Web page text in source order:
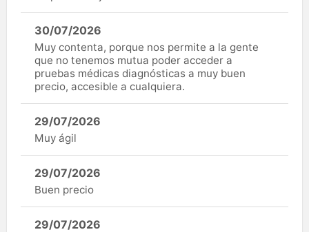
30/07/2026
Muy contenta, porque nos permite a la gente
que no tenemos mutua poder acceder a
pruebas médicas diagnósticas a muy buen
precio, accesible a cualquiera.
29/07/2026
Muy ágil
29/07/2026
Buen precio
29/07/2026